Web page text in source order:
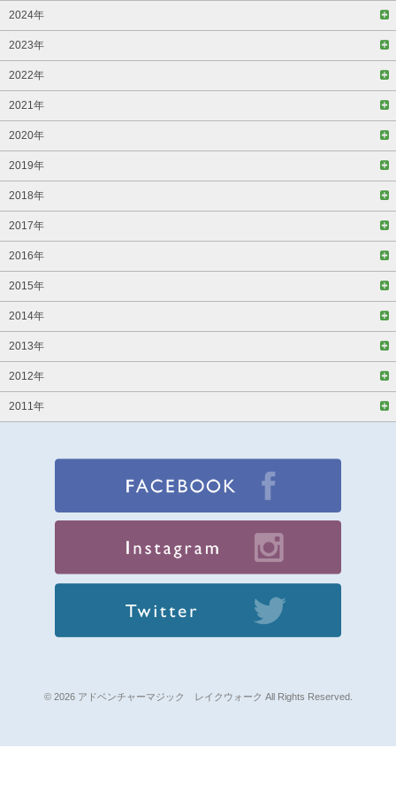
2024年
2023年
2022年
2021年
2020年
2019年
2018年
2017年
2016年
2015年
2014年
2013年
2012年
2011年
© 2026 アドベンチャーマジック レイクウォーク All Rights Reserved.